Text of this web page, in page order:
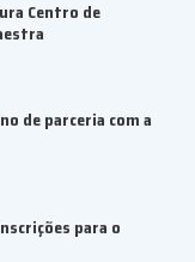
Centro de
de parceria com a
para o